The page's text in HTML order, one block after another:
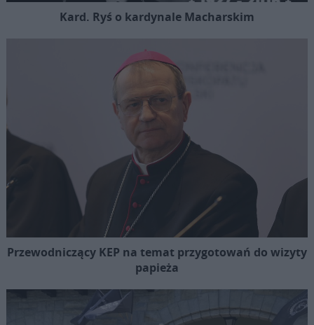
Kard. Ryś o kardynale Macharskim
Przewodniczący KEP na temat przygotowań do wizyty
papieża